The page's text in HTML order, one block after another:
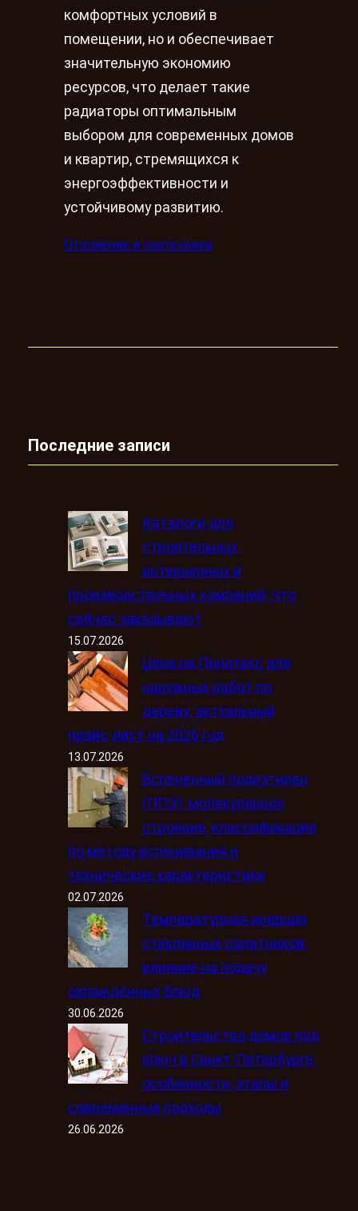
комфортных условий в
помещении, но и обеспечивает
значительную экономию
ресурсов, что делает такие
радиаторы оптимальным
выбором для современных домов
и квартир, стремящихся к
энергоэффективности и
устойчивому развитию.
Отопление и сантехника
Последние записи
Каталоги для
строительных,
интерьерных и
производственных компаний: что
сейчас заказывают
15.07.2026
Цена на Пинотекс для
наружных работ по
дереву: актуальный
прайс-лист на 2026 год
13.07.2026
Вспененный полиэтилен
(ППЭ): молекулярное
строение, классификация
по методу вспенивания и
технические характеристики
02.07.2026
Температурная инерция
стеклянных салатников:
влияние на подачу
охлаждённых блюд
30.06.2026
Строительство домов под
ключ в Санкт-Петербурге:
особенности, этапы и
современные подходы
26.06.2026